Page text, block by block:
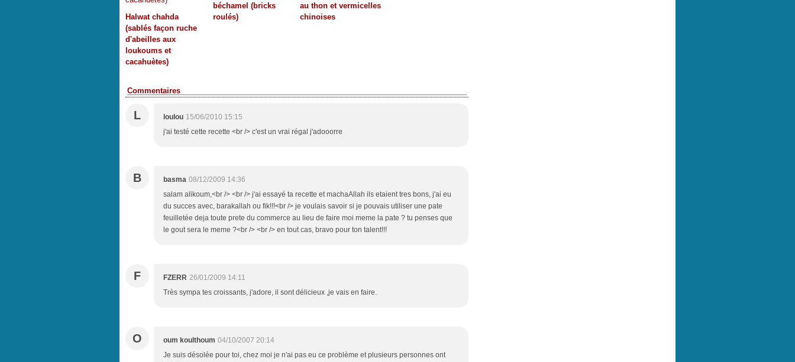
Halwat chahda
(sablés façon ruche
d'abeilles aux
loukoums et
cacahuètes)
béchamel (bricks
roulés)
au thon et vermicelles
chinoises
Commentaires
L loulou 15/06/2010 15:15
j'ai testé cette recette <br /> c'est un vrai régal j'adooorre
B basma 08/12/2009 14:36
salam alikoum,<br /> <br /> j'ai essayé ta recette et machaAllah ils etaient tres bons, j'ai eu
du succes avec, barakallah ou fik!!!<br /> je voulais savoir si je pouvais utiliser une pate
feuilletée deja toute prete du commerce au lieu de faire moi meme la pate ? tu penses que
le gout sera le meme ?<br /> <br /> en tout cas, bravo pour ton talent!!!
F FZERR 26/01/2009 14:11
Très sympa tes croissants, j'adore, il sont délicieux ,je vais en faire.
O oum koulthoum 04/10/2007 20:14
Je suis désolée pour toi, chez moi je n'ai pas eu ce problème et plusieurs personnes ont